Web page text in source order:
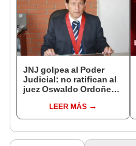
JNJ golpea al Poder
Judicial: no ratifican al
juez Oswaldo Ordoñez
procrimen’LEER MÁS